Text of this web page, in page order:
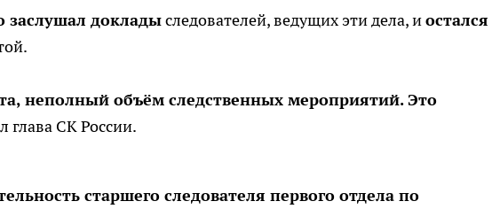
заслушал докладыследователей, ведущих эти дела, иостался
неполный объём следственных мероприятий. Это
глава СК России.
старшего следователя первого отдела по